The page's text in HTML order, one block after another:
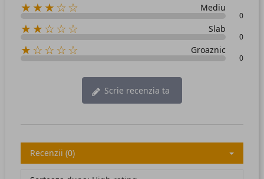
★★★☆☆ Mediu
0
★★☆☆☆ Slab
0
★☆☆☆☆ Groaznic
0
Scrie recenzia ta
Recenzii (0)